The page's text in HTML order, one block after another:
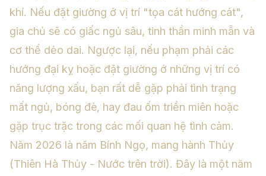
khí. Nếu đặt giường ở vị trí "tọa cát hướng cát",
gia chủ sẽ có giấc ngủ sâu, tinh thần minh mẫn và
cơ thể dẻo dai. Ngược lại, nếu phạm phải các
hướng đại kỵ hoặc đặt giường ở những vị trí có
năng lượng xấu, bạn rất dễ gặp phải tình trạng
mất ngủ, bóng đè, hay đau ốm triền miên hoặc
gặp trục trặc trong các mối quan hệ tình cảm.
Năm 2026 là năm Bính Ngọ, mang hành Thủy
(Thiên Hà Thủy - Nước trên trời). Đây là một năm